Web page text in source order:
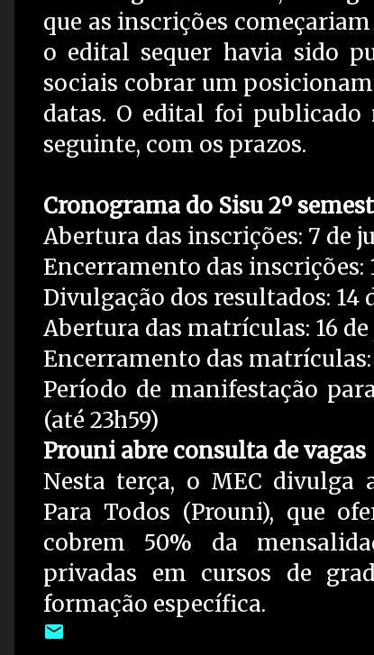
que as inscrições
o edital sequer havia sido
sociais cobrar um
datas. O edital foi
seguinte, com os prazos.
Cronograma do Sisu 2º
Abertura das inscrições: 7 de
Encerramento das inscrições:
Divulgação dos resultados: 14
Abertura das matrículas: 16
Encerramento das matrículas:
Período de manifestação
(até 23h59)
Prouni abre consulta de vagas
Nesta terça, o MEC divulga
Para Todos (Prouni), que
cobrem 50% da
privadas em cursos de
formação específica.